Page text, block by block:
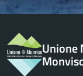
Unione